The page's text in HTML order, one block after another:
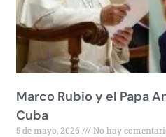
Marco Rubio y el Papa
Cuba
5 de mayo, 2026 No hay